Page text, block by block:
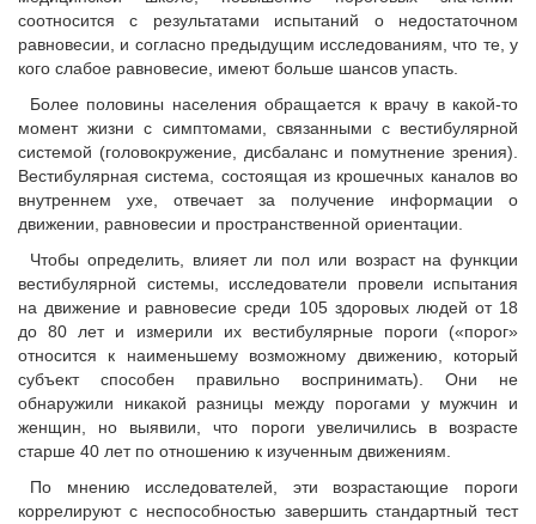
соотносится с результатами испытаний о недостаточном
равновесии, и согласно предыдущим исследованиям, что те, у
кого слабое равновесие, имеют больше шансов упасть.
Более половины населения обращается к врачу в какой-то
момент жизни с симптомами, связанными с вестибулярной
системой (головокружение, дисбаланс и помутнение зрения).
Вестибулярная система, состоящая из крошечных каналов во
внутреннем ухе, отвечает за получение информации о
движении, равновесии и пространственной ориентации.
Чтобы определить, влияет ли пол или возраст на функции
вестибулярной системы, исследователи провели испытания
на движение и равновесие среди 105 здоровых людей от 18
до 80 лет и измерили их вестибулярные пороги («порог»
относится к наименьшему возможному движению, который
субъект способен правильно воспринимать). Они не
обнаружили никакой разницы между порогами у мужчин и
женщин, но выявили, что пороги увеличились в возрасте
старше 40 лет по отношению к изученным движениям.
По мнению исследователей, эти возрастающие пороги
коррелируют с неспособностью завершить стандартный тест